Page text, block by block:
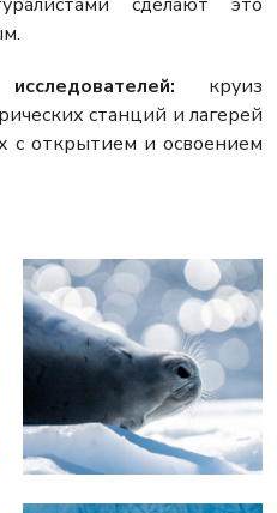
круиз
станций и лагерей
с открытием и освоением